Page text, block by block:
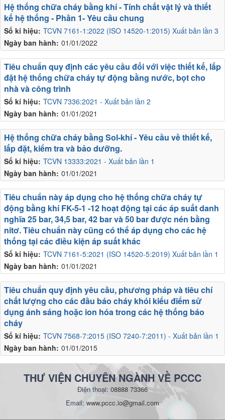
Số kí hiệu: TCVN 7161-1:2022 (ISO 14520-1:2015) Xuất bản lần 3
Ngày ban hành: 01/01/2022
Hệ thống chữa cháy bằng khí - Tính chất vật lý và thiết
kế hệ thống - Phần 1- Yêu cầu chung
Số kí hiệu: TCVN 7336:2021 - Xuất bản lần 2
Ngày ban hành: 01/01/2021
Tiêu chuẩn quy định các yêu cầu đối với việc thiết kế, lắp
đặt hệ thống chữa cháy tự động bằng nước, bọt cho
nhà và công trình
Số kí hiệu: TCVN 13333:2021 - Xuất bản lần 1
Ngày ban hành: 01/01/2021
Hệ thống chữa cháy bằng Sol-khí - Yêu cầu về thiết kế,
lắp đặt, kiểm tra và bảo dưỡng.
Số kí hiệu: TCVN 7161-5:2021 (ISO 14520-5:2019) Xuất bản lần 1
Ngày ban hành: 01/01/2021
Tiêu chuẩn này áp dụng cho hệ thống chữa cháy tự
động bằng khí FK-5-1 -12 hoạt động tại các áp suất danh
nghĩa 25 bar, 34,5 bar, 42 bar và 50 bar được nén bằng
nitơ. Tiêu chuẩn này cũng có thể áp dụng cho các hệ
thống tại các điều kiện áp suất khác
Số kí hiệu: TCVN 7568-7:2015 (ISO 7240-7:2011) - Xuất bản lần 1
Ngày ban hành: 01/01/2015
Tiêu chuẩn quy định yêu cầu, phương pháp và tiêu chí
chất lượng cho các đầu báo cháy khói kiểu điểm sử
dụng ánh sáng hoặc ion hóa trong các hệ thống báo
cháy
THƯ VIỆN CHUYÊN NGÀNH VỀ PCCC
Điện thoại: 08888 73366
Email: www.pccc.io@gmail.com